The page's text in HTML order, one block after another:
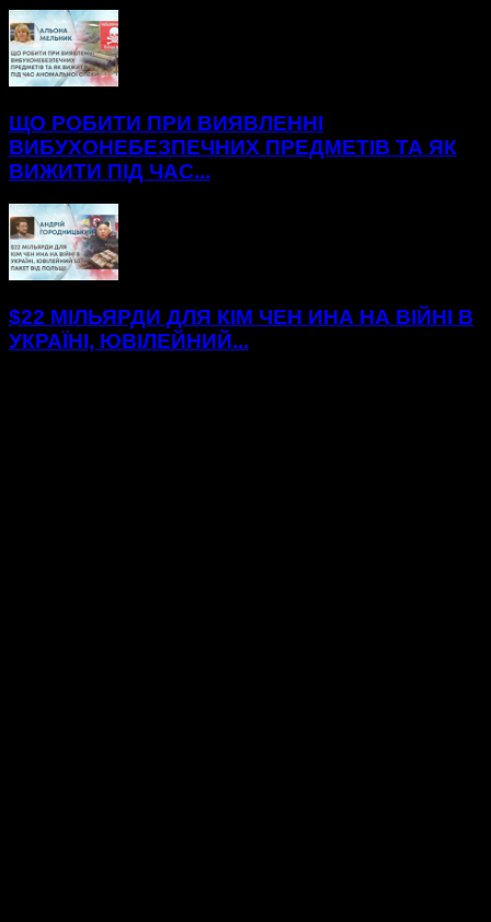
ЩО РОБИТИ ПРИ ВИЯВЛЕННІ
ВИБУХОНЕБЕЗПЕЧНИХ ПРЕДМЕТІВ ТА ЯК
ВИЖИТИ ПІД ЧАС...
$22 МІЛЬЯРДИ ДЛЯ КІМ ЧЕН ИНА НА ВІЙНІ В
УКРАЇНІ, ЮВІЛЕЙНИЙ...